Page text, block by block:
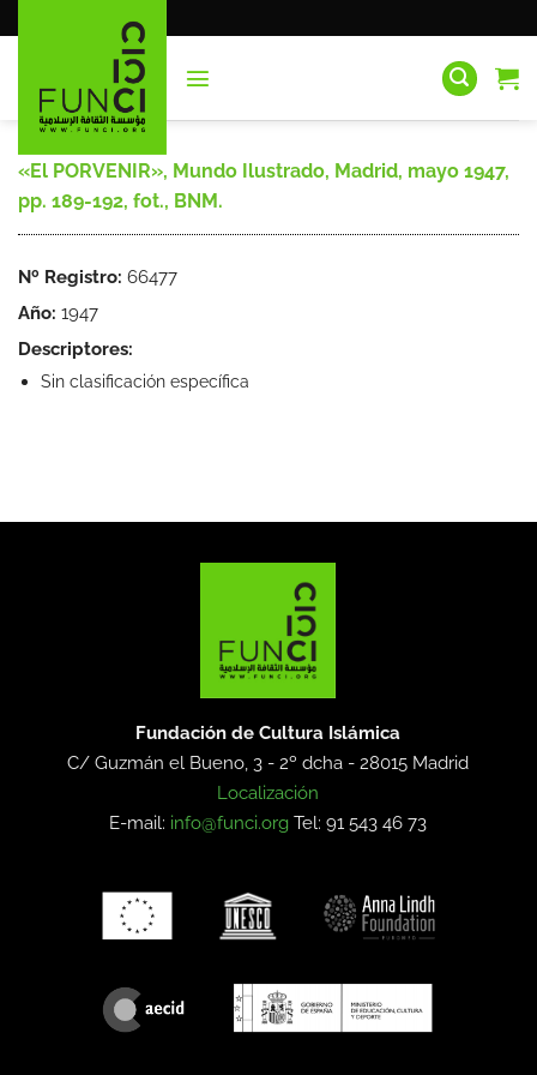
al
«El PORVENIR», Mundo Ilustrado, Madrid, mayo 1947,
pp. 189-192, fot., BNM.
Nº Registro: 66477
Año: 1947
Descriptores:
Sin clasificación específica
Fundación de Cultura Islámica
C/ Guzmán el Bueno, 3 - 2º dcha -28015 Madrid
Localización
E-mail: info@funci.org Tel: 91 543 46 73